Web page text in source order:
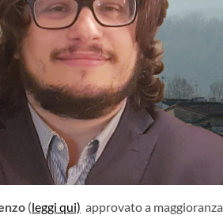
(leggi qui) approvato a maggioranza